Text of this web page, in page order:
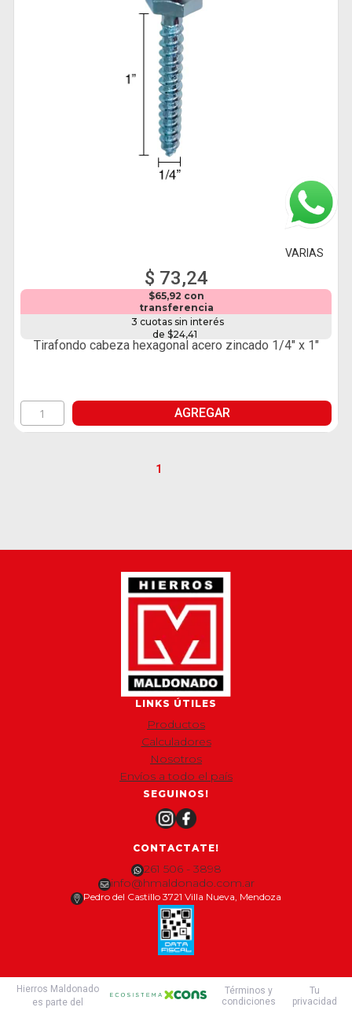
VARIAS
$ 73,24
$65,92 con
transferencia
3 cuotas sin interés
de $24,41
Tirafondo cabeza hexagonal acero zincado 1/4" x 1"
AGREGAR
1
LINKS ÚTILES
Productos
Calculadores
Nosotros
Envíos a todo el país
SEGUINOS!
CONTACTATE!
261 506 - 3898
info@hmaldonado.com.ar
Pedro del Castillo 3721 Villa Nueva, Mendoza
Hierros Maldonado
es parte del
Términos y
condiciones
Tu
privacidad